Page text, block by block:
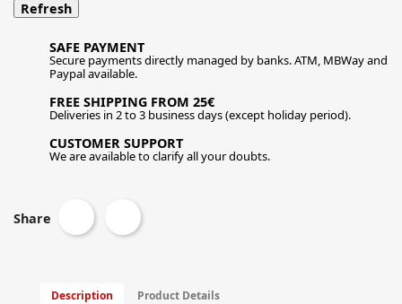
SAFE PAYMENT
Secure payments directly managed by banks. ATM, MBWay and
Paypal available.
FREE SHIPPING FROM 25€
Deliveries in 2 to 3 business days (except holiday period).
CUSTOMER SUPPORT
We are available to clarify all your doubts.
Share
Description Product Details